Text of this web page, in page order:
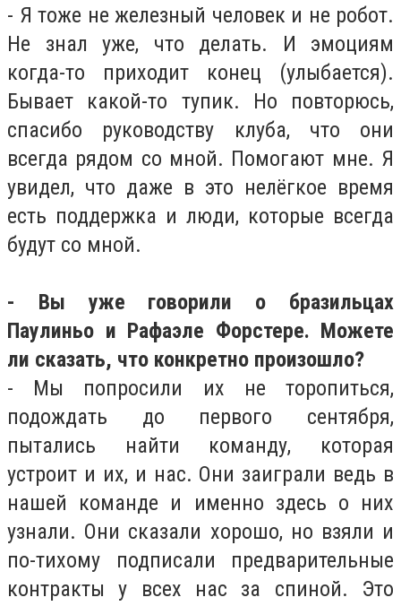
- Я тоже не железный человек и не робот.
Не знал уже, что делать. И эмоциям
когда-то приходит конец (улыбается).
Бывает какой-то тупик. Но повторюсь,
спасибо руководству клуба, что они
всегда рядом со мной. Помогают мне. Я
увидел, что даже в это нелёгкое время
есть поддержка и люди, которые всегда
будут со мной.
- Вы уже говорили о бразильцах
Паулиньо и Рафаэле Форстере. Можете
ли сказать, что конкретно произошло?
- Мы попросили их не торопиться,
подождать до первого сентября,
пытались найти команду, которая
устроит и их, и нас. Они заиграли ведь в
нашей команде и именно здесь о них
узнали. Они сказали хорошо, но взяли и
по-тихому подписали предварительные
контракты у всех нас за спиной. Это